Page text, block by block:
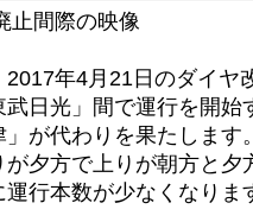
止間際の映像
年4月21日のダイヤ
日光」間で運行を開始
が代わりを果たします
夕方で上りが朝方と夕
行本数が少なくなりま